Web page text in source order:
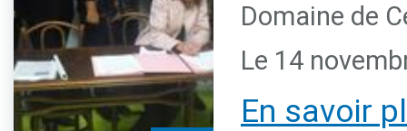
Domaine de
Le 14
En savoir